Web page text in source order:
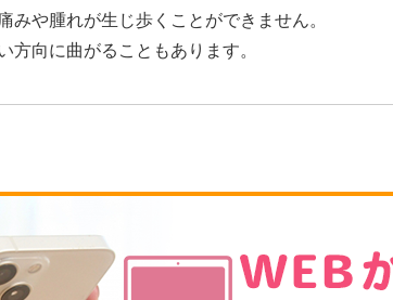
みや腫れが生じ歩くことができません。
方向に曲がることもあります。